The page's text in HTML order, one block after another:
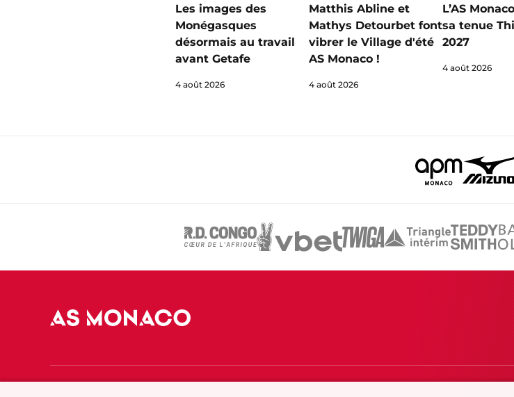
Les images des
Monégasques
désormais au travail
avant Getafe
4 août 2026
Matthis Abline et
Mathys Detourbet font
vibrer le Village d'été
AS Monaco !
4 août 2026
L’AS
sa tenue
2027
4 août 2026